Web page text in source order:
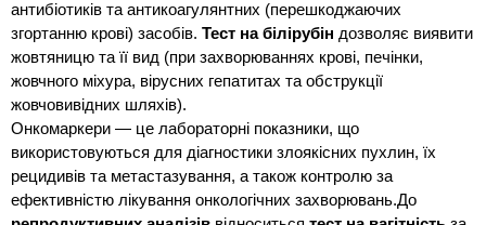
антибіотиків та антикоагулянтних (перешкоджаючих
згортанню крові) засобів. Тест на білірубін дозволяє виявити
жовтяницю та її вид (при захворюваннях крові, печінки,
жовчного міхура, вірусних гепатитах та обструкції
жовчовивідних шляхів).
Онкомаркери — це лабораторні показники, що
використовуються для діагностики злоякісних пухлин, їх
рецидивів та метастазування, а також контролю за